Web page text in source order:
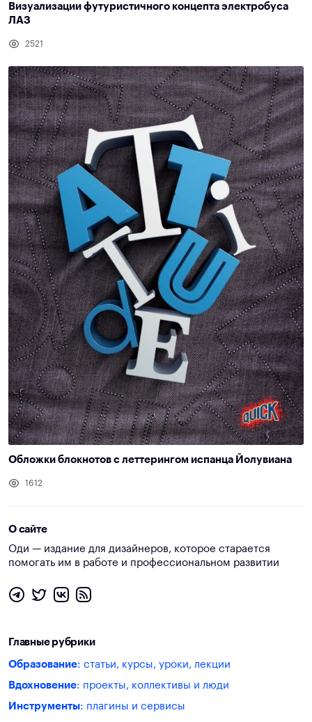
Визуализации футуристичного концепта электробуса
ЛАЗ
2521
Обложки блокнотов с леттерингом испанца Йолувиана
1612
О сайте
Оди — издание для дизайнеров, которое старается
помогать им в работе и профессиональном развитии
Главные рубрики
Образование: статьи, курсы, уроки, лекции
Вдохновение: проекты, коллективы и люди
Инструменты: плагины и сервисы